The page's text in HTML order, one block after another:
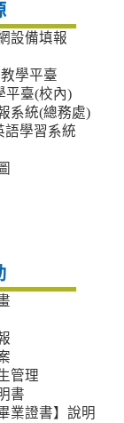
設備填報
學平臺
平臺(校內)
系統(總務處)
語學習系統
管理
書
業證書】說明